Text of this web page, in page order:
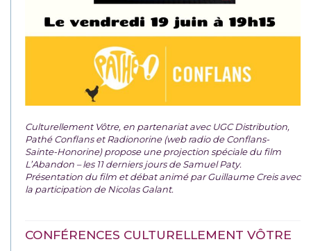
Culturellement Vôtre, en partenariat avec UGC Distribution,
Pathé Conflans et Radionorine (web radio de Conflans-
Sainte-Honorine) propose une projection spéciale du film
L’Abandon – les 11 derniers jours de Samuel Paty.
Présentation du film et débat animé par Guillaume Creis avec
la participation de Nicolas Galant.
CONFÉRENCES CULTURELLEMENT VÔTRE